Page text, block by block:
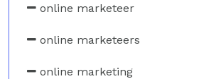
online marketeer
online marketeers
online marketing